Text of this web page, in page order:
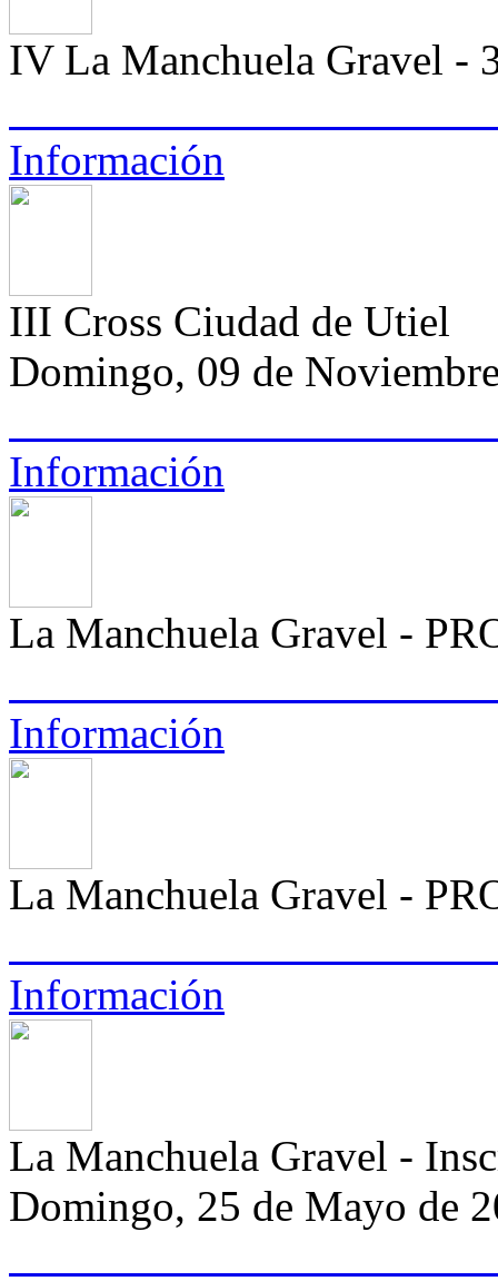
IV La Manchuela Gravel -
Información
III Cross Ciudad de Utiel
Domingo, 09 de
Información
La Manchuela Gravel -
Información
La Manchuela Gravel -
Información
La Manchuela Gravel -
Domingo, 25 de Mayo de